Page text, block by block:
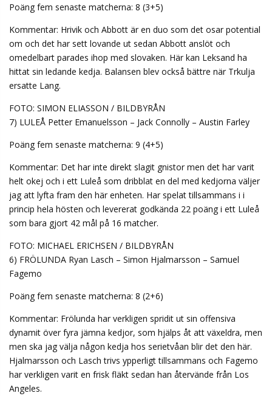
Poäng fem senaste matcherna: 8 (3+5)
Kommentar: Hrivik och Abbott är en duo som det osar potential
om och det har sett lovande ut sedan Abbott anslöt och
omedelbart parades ihop med slovaken. Här kan Leksand ha
hittat sin ledande kedja. Balansen blev också bättre när Trkulja
ersatte Lang.
FOTO: SIMON ELIASSON / BILDBYRÅN
7) LULEÅ Petter Emanuelsson – Jack Connolly – Austin Farley
Poäng fem senaste matcherna: 9 (4+5)
Kommentar: Det har inte direkt slagit gnistor men det har varit
helt okej och i ett Luleå som dribblat en del med kedjorna väljer
jag att lyfta fram den här enheten. Har spelat tillsammans i i
princip hela hösten och levererat godkända 22 poäng i ett Luleå
som bara gjort 42 mål på 16 matcher.
FOTO: MICHAEL ERICHSEN / BILDBYRÅN
6) FRÖLUNDA Ryan Lasch – Simon Hjalmarsson – Samuel
Fagemo
Poäng fem senaste matcherna: 8 (2+6)
Kommentar: Frölunda har verkligen spridit ut sin offensiva
dynamit över fyra jämna kedjor, som hjälps åt att växeldra, men
men ska jag välja någon kedja hos serietvåan blir det den här.
Hjalmarsson och Lasch trivs ypperligt tillsammans och Fagemo
har verkligen varit en frisk fläkt sedan han återvände från Los
Angeles.